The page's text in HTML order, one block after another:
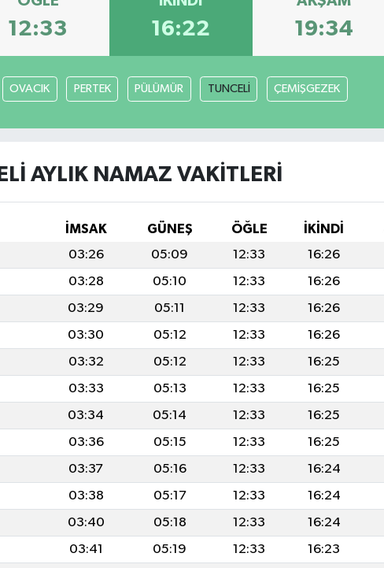
12:33 16:22 19:34
OVACIK PERTEK PÜLÜMÜR TUNCELİ ÇEMİŞGEZEK
AYLIK NAMAZ VAKITLERI
İMSAK GÜNEŞ ÖĞLE İKINDI
03:26 05:09 12:33 16:26
03:28 05:10 12:33 16:26
03:29 05:11 12:33 16:26
03:30 05:12 12:33 16:26
03:32 05:12 12:33 16:25
03:33 05:13 12:33 16:25
03:34 05:14 12:33 16:25
03:36 05:15 12:33 16:25
03:37 05:16 12:33 16:24
03:38 05:17 12:33 16:24
03:40 05:18 12:33 16:24
03:41 05:19 12:33 16:23